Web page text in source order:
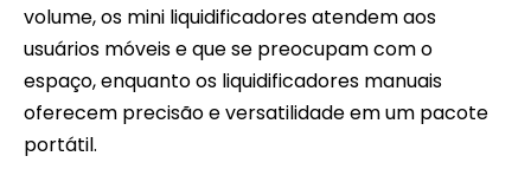
volume, os mini liquidificadores atendem aos
usuários móveis e que se preocupam com o
espaço, enquanto os liquidificadores manuais
oferecem precisão e versatilidade em um pacote
portátil.